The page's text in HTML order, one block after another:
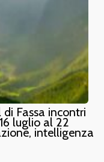
Fassa incontri
luglio al 22
intelligenza